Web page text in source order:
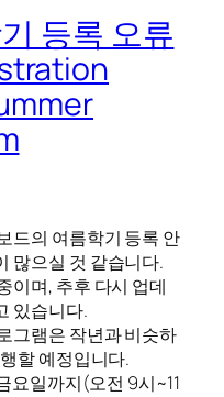
등록 오류
드의 여름학기 등록 안
많으실 것 같습니다.
이며, 추후 다시 업데
있습니다.
그램은 작년과 비슷하
할 예정입니다.
요일까지(오전 9시~11